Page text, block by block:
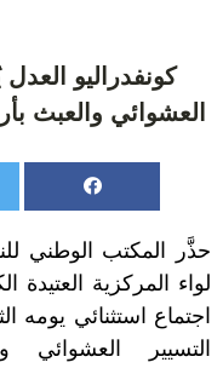
كونفدراليو
العشوائي والعبث
حذَّر المكتب الوطني
لواء المركزية العتيدة
التسيير